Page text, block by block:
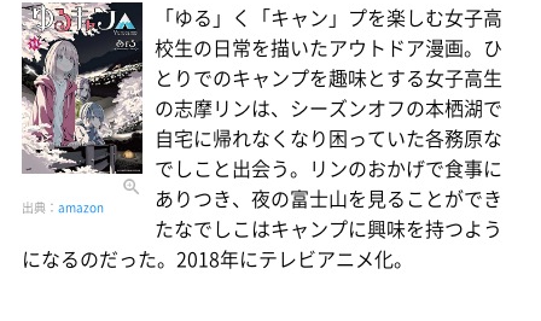
出典： amazon
「ゆる」く「キャン」プを楽しむ女子高
校生の日常を描いたアウトドア漫画。ひ
とりでのキャンプを趣味とする女子高生
の志摩リンは、シーズンオフの本栖湖で
自宅に帰れなくなり困っていた各務原な
でしこと出会う。リンのおかげで食事に
ありつき、夜の富士山を見ることができ
たなでしこはキャンプに興味を持つよう
になるのだった。2018年にテレビアニメ化。